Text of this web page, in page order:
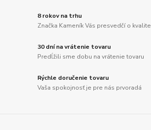
8 rokov na trhu
Značka Kameník Vás presvedčí o kvalite
30 dní na vrátenie tovaru
Predĺžili sme dobu na vrátenie tovaru
Rýchle doručenie tovaru
Vaša spokojnosť je pre nás prvoradá